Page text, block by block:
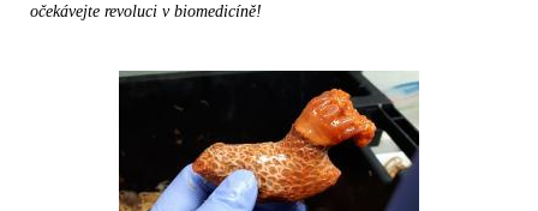
očekávejte revoluci v biomedicíně!